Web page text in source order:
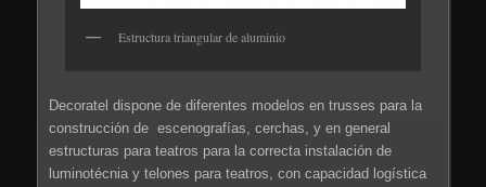
Estructura triangular de aluminio
Decoratel dispone de diferentes modelos en trusses para la
construcción de escenografías, cerchas, y en general
estructuras para teatros para la correcta instalación de
luminotécnia y telones para teatros, con capacidad logística